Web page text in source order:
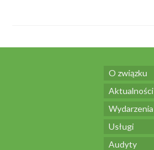
O związku
Aktualności
Wydarzenia
Usługi
Audyty